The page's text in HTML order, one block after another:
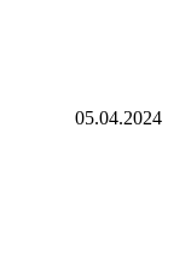
05.04.2024